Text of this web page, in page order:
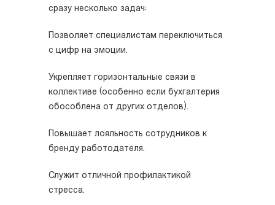
сразу несколько задач:
Позволяет специалистам переключиться
с цифр на эмоции.
Укрепляет горизонтальные связи в
коллективе (особенно если бухгалтерия
обособлена от других отделов).
Повышает лояльность сотрудников к
бренду работодателя.
Служит отличной профилактикой
стресса.